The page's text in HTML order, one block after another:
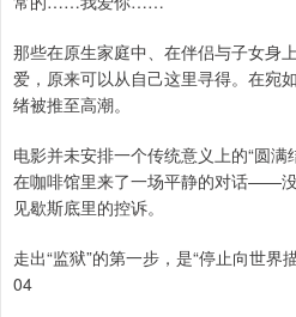
那些在原生家庭中、在伴侣与子女身
爱，原来可以从自己这里寻得。在宛
绪被推至高潮。
电影并未安排一个传统意义上的“圆
在咖啡馆里来了一场平静的对话——
见歇斯底里的控诉。
走出“监狱”的第一步，是“停止向世界
04